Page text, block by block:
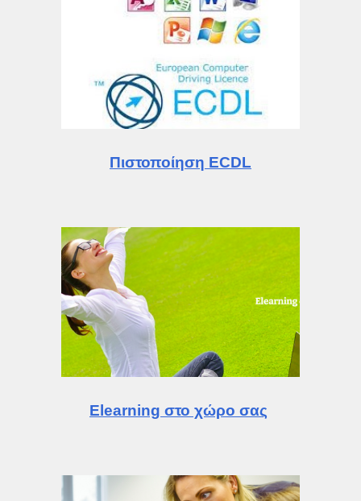
Πιστοποίηση ECDL
Elearning στο χώρο σας